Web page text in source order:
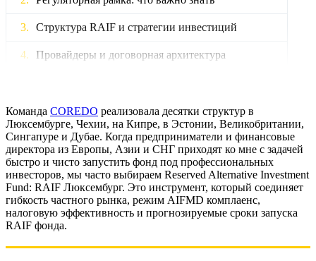
Структура RAIF и стратегии инвестиций
Провайдеры и договорная архитектура
Налоги, substance и трансграничная арх.
Маркетинг и дистрибуция: комплаенс
Ликвидность и риск-менеджмент
Документация и процедуры
Сроки и стоимость - ориентиры
Таймлайн и launch checklist проекта
Команда COREDO реализовала десятки структур в
Люксембурге, Чехии, на Кипре, в Эстонии, Великобритании,
Сингапуре и Дубае. Когда предприниматели и финансовые
директора из Европы, Азии и СНГ приходят ко мне с задачей
быстро и чисто запустить фонд под профессиональных
инвесторов, мы часто выбираем Reserved Alternative Investment
Fund: RAIF Люксембург. Это инструмент, который соединяет
гибкость частного рынка, режим AIFMD комплаенс,
налоговую эффективность и прогнозируемые сроки запуска
RAIF фонда.